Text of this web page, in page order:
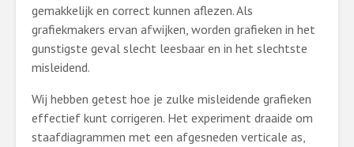
gemakkelijk en correct kunnen aflezen. Als
grafiekmakers ervan afwijken, worden grafieken in het
gunstigste geval slecht leesbaar en in het slechtste
misleidend.
Wij hebben getest hoe je zulke misleidende grafieken
effectief kunt corrigeren. Het experiment draaide om
staafdiagrammen met een afgesneden verticale as,